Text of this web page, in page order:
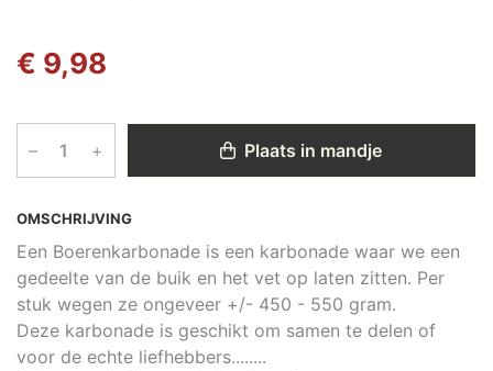
OMSCHRIJVING
Een Boerenkarbonade is een karbonade waar we een
gedeelte van de buik en het vet op laten zitten. Per
stuk wegen ze ongeveer +/- 450 - 550 gram.
Deze karbonade is geschikt om samen te delen of
voor de echte liefhebbers........
€ 9,98
– + Plaats in mandje